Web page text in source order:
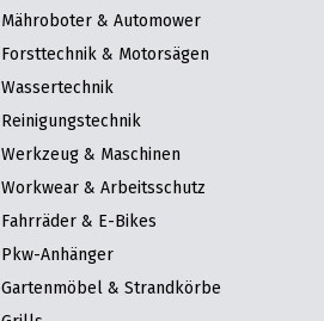
Mähroboter & Automower
Forsttechnik & Motorsägen
Wassertechnik
Reinigungstechnik
Werkzeug & Maschinen
Workwear & Arbeitsschutz
Fahrräder & E-Bikes
Pkw-Anhänger
Gartenmöbel & Strandkörbe